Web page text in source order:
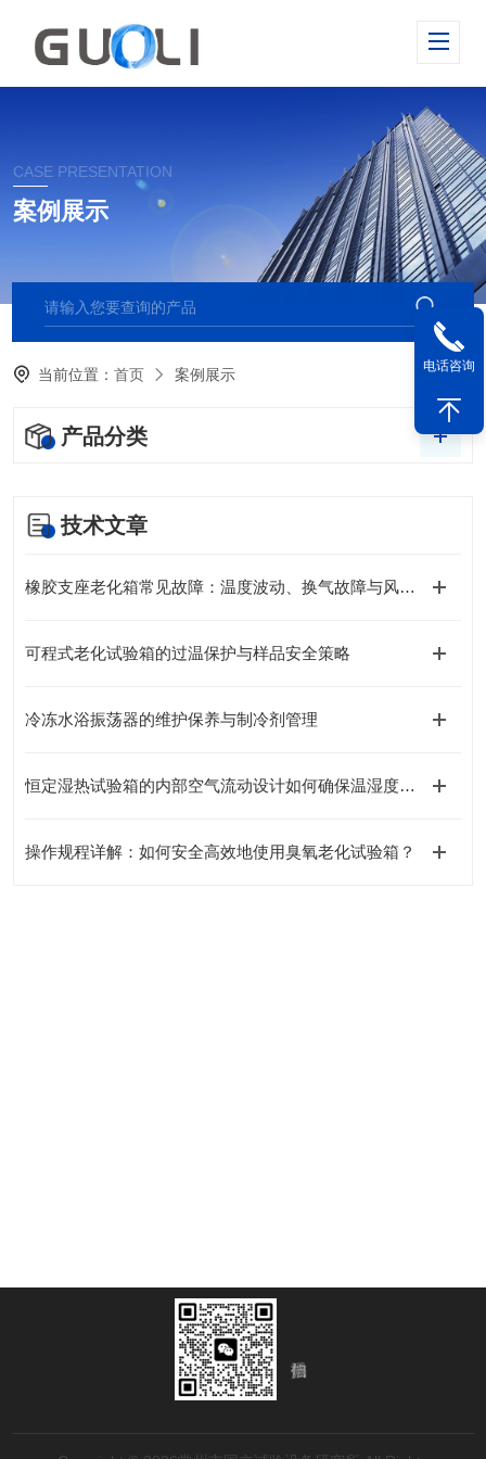
CASE PRESENTATION
案例展示
当前位置：首页 案例展示
产品分类
技术文章
橡胶支座老化箱常见故障：温度波动、换气故障与风机异响排查
可程式老化试验箱的过温保护与样品安全策略
冷冻水浴振荡器的维护保养与制冷剂管理
恒定湿热试验箱的内部空气流动设计如何确保温湿度均匀性？
操作规程详解：如何安全高效地使用臭氧老化试验箱？
电话咨询